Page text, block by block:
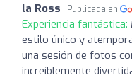
la Ross Publicada en
Experiencia fantástica:
estilo único y
una sesión de fotos
increíblemente